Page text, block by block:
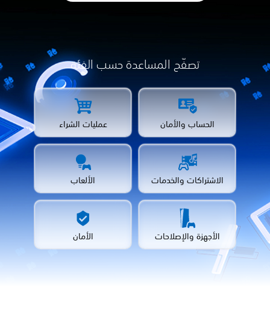
تصفّح المساعدة حسب الفئة
الحساب والأمان عمليات الشراء
الاشتراكات والخدمات الألعاب
الأجهزة والإصلاحات الأمان